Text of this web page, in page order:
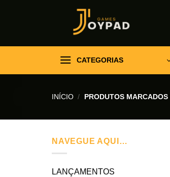
CATEGORIAS
INÍCIO / PRODUTOS
NAVEGUE AQUI…
LANÇAMENTOS